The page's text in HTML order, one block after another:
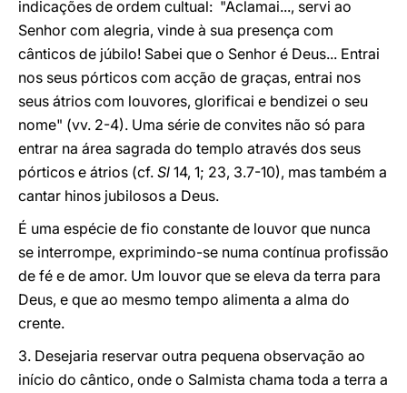
indicações de ordem cultual: "Aclamai..., servi ao
Senhor com alegria, vinde à sua presença com
cânticos de júbilo! Sabei que o Senhor é Deus... Entrai
nos seus pórticos com acção de graças, entrai nos
seus átrios com louvores, glorificai e bendizei o seu
nome" (vv. 2-4). Uma série de convites não só para
entrar na área sagrada do templo através dos seus
pórticos e átrios (cf. Sl 14, 1; 23, 3.7-10), mas também a
cantar hinos jubilosos a Deus.
É uma espécie de fio constante de louvor que nunca
se interrompe, exprimindo-se numa contínua profissão
de fé e de amor. Um louvor que se eleva da terra para
Deus, e que ao mesmo tempo alimenta a alma do
crente.
3. Desejaria reservar outra pequena observação ao
início do cântico, onde o Salmista chama toda a terra a